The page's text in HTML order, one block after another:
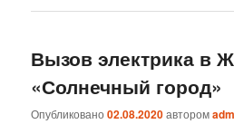
Вызов электрика в
«Солнечный город»
Опубликовано02.08.2020автором